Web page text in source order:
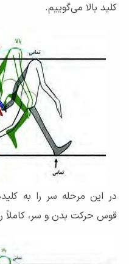
کلید بالا می‌گوییم.
در این مرحله سر را به
قوس حرکت بدن و سر، کاملاً